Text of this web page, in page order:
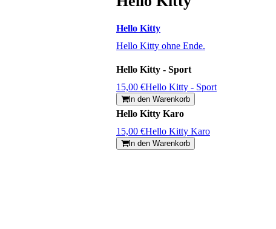
Hello Kitty
Hello Kitty ohne Ende.
Hello Kitty - Sport
15,00 €Hello Kitty - Sport
In den Warenkorb
Hello Kitty Karo
15,00 €Hello Kitty Karo
In den Warenkorb